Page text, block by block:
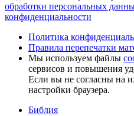
обработки персональных
конфиденциальности
Политика
Правила перепечатки
Мы используем файлы
сервисов и повышения
Если вы не согласны на
настройки браузера.
Библия